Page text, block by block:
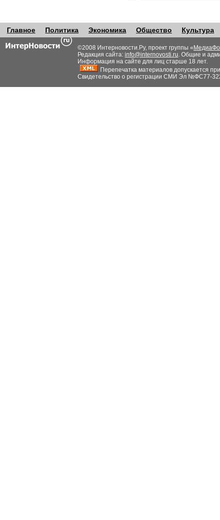
Главное Политика Экономика Общество Культура
©2008 Интерновости.Ру, проект группы «
Редакция сайта: info@internovosti.ru. Общие и
Информация на сайте для лиц старше 18 лет.
Перепечатка материалов допускается
Свидетельство о регистрации СМИ Эл №ФС77-